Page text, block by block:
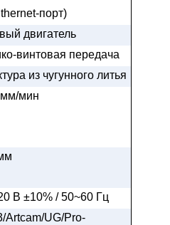
порт)
двигатель
винтовая передача
из чугунного литья
мин
В ±10% / 50~60 Гц
Artcam/UG/Pro-